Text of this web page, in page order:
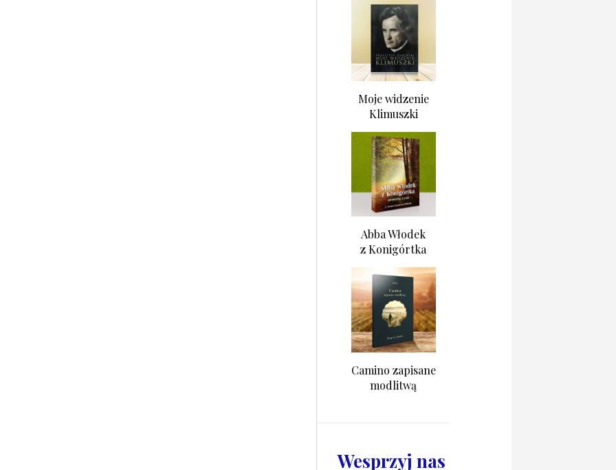
Moje widzenie
Klimuszki
Abba Włodek
z Konigórtka
Camino zapisane
modlitwą
Wesprzyj nas